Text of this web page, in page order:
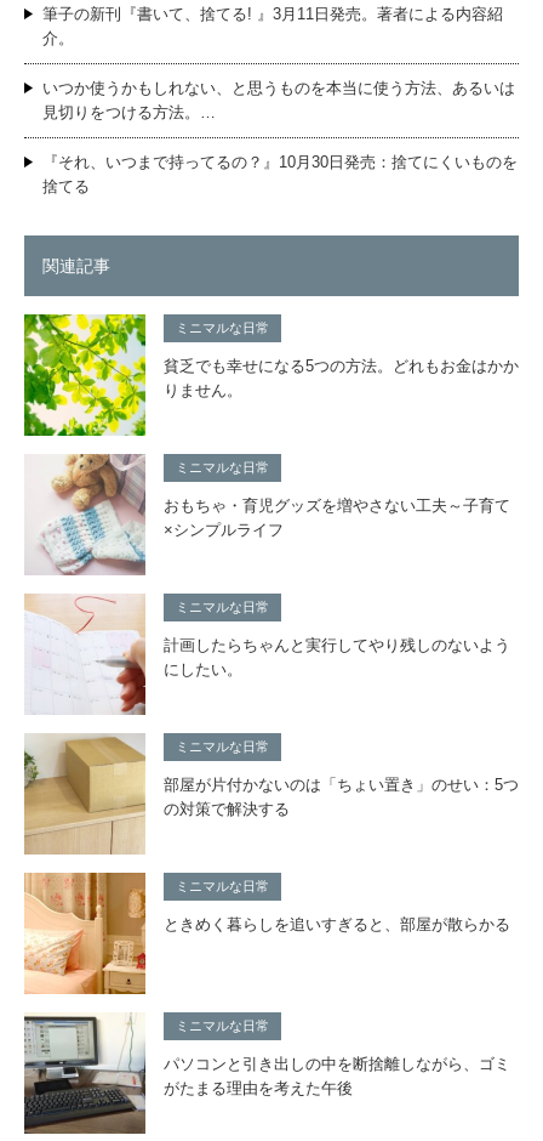
筆子の新刊『書いて、捨てる! 』3月11日発売。著者による内容紹
介。
いつか使うかもしれない、と思うものを本当に使う方法、あるいは
見切りをつける方法。…
『それ、いつまで持ってるの？』10月30日発売：捨てにくいものを
捨てる
関連記事
ミニマルな日常
貧乏でも幸せになる5つの方法。どれもお金はかか
りません。
ミニマルな日常
おもちゃ・育児グッズを増やさない工夫～子育て
×シンプルライフ
ミニマルな日常
計画したらちゃんと実行してやり残しのないよう
にしたい。
ミニマルな日常
部屋が片付かないのは「ちょい置き」のせい：5つ
の対策で解決する
ミニマルな日常
ときめく暮らしを追いすぎると、部屋が散らかる
ミニマルな日常
パソコンと引き出しの中を断捨離しながら、ゴミ
がたまる理由を考えた午後